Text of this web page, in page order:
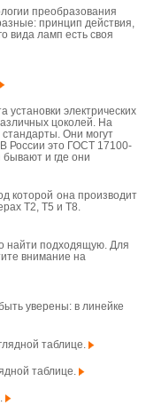
преобразования
принцип действия,
вида ламп есть своя
электрических
цоколей. На
Они могут
России это ГОСТ 17100-
и где они
которой она производит
T2, T5 и T8.
найти подходящую. Для
внимание на
уверены: в линейке
таблице.
таблице.